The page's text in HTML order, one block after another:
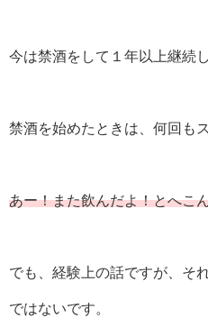
今は禁酒をして１年以上継続
禁酒を始めたときは、何回も
あー！また飲んだよ！とへこ
でも、経験上の話ですが、そ
ではないです。